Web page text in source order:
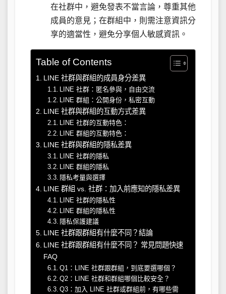
在社群中，避免發表不當言論，尊重其他
成員的意見；在群組中，則需注意資訊分
享的適當性，避免分享個人敏感資訊。
Table of Contents
LINE 社群與群組的成員身分差異
LINE 社群：匿名參與，自由交流
LINE 群組：公開身份，私密互動
LINE 社群與群組的互動方式差異
LINE 社群的互動特色：
LINE 群組的互動特色：
LINE 社群與群組的隱私差異
LINE 社群的隱私
LINE 群組的隱私
隱私考量與選擇
LINE 群組 vs. 社群：加入前應知的隱私差異
LINE 社群的隱私性
LINE 群組的隱私性
隱私保護建議
LINE 社群跟群組有什麼不同？結論
LINE 社群跟群組有什麼不同？ 常見問題快速
FAQ
Q1：LINE 社群跟群組，到底要選哪個？
Q2：LINE 社群和群組哪個比較安全？
Q3：加入 LINE 社群或群組前，有哪些需